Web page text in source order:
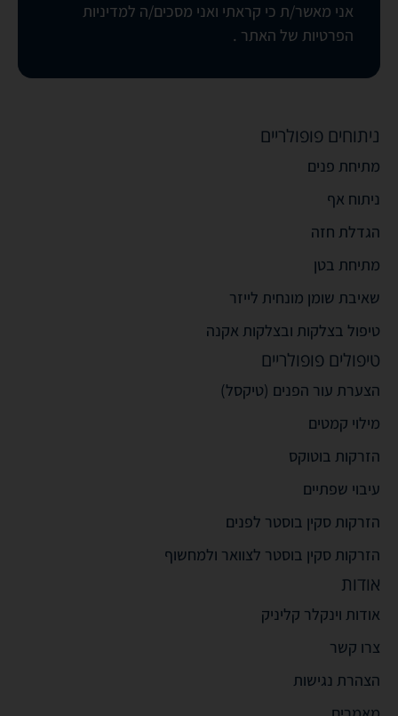
אני מאשר/ת כי קראתי ואני מסכים/ה למדיניות
הפרטיות של האתר .
ניתוחים פופולריים
מתיחת פנים
ניתוח אף
הגדלת חזה
מתיחת בטן
שאיבת שומן מונחית לייזר
טיפול בצלקות ובצלקות אקנה
טיפולים פופולריים
הצערת עור הפנים (טיקסל)
מילוי קמטים
הזרקות בוטוקס
עיבוי שפתיים
הזרקות סקין בוסטר לפנים
הזרקות סקין בוסטר לצוואר ולמחשוף
אודות
אודות וינקלר קליניק
צרו קשר
הצהרת נגישות